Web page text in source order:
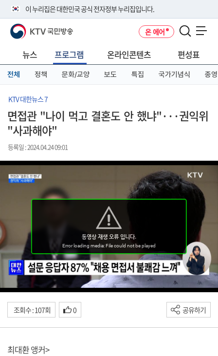
이 누리집은 대한민국 공식 전자정부 누리집입니다.
공식 누리집 주소 확인하기
니다.
이밖에 or.kr 또는 .kr등 다른 도메인 주소를 사용하고 있다면 아래 URL에
서 도메인 주소를 확인해 보세요
KTV 국민방송 온 에어
뉴스 프로그램 온라인콘텐츠 편성표
전체 정책 문화/교양 보도 특집 국가기념식 종영
KTV 대한뉴스 7
면접관 "나이 먹고 결혼도 안 했냐"···권익위
"사과해야"
등록일 : 2024.04.24 09:01
조회수 : 107회 0 공유하기
최대환 앵커>